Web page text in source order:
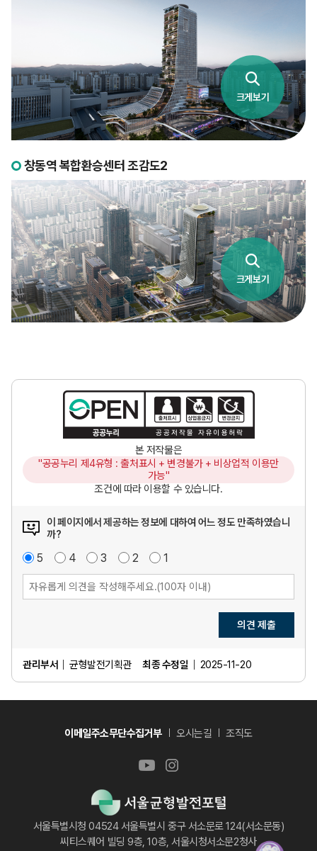
크게보기
창동역 복합환승센터 조감도2
크게보기
본 저작물은
"공공누리 제4유형 : 출처표시 + 변경불가 + 비상업적 이용만
가능"
조건에 따라 이용할 수 있습니다.
이 페이지에서 제공하는 정보에 대하여 어느 정도 만족하였습니
까?
매
우
만
족
5
만
족
4점
보
통
3
불
만
족
2
매
우
불
만
1
의견 제출
관리부서 균형발전기획관 최종 수정일 2025-11-20
이메일주소무단수집거부 오시는길 조직도
서울특별시청 04524 서울특별시 중구 서소문로 124(서소문동)
씨티스퀘어 빌딩 9층, 10층, 서울시청서소문2청사